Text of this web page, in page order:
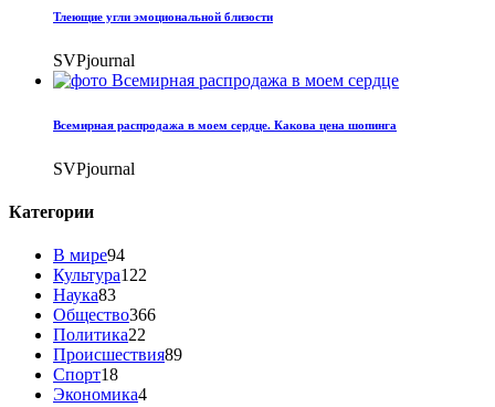
Тлеющие угли эмоциональной близости
SVPjournal
Всемирная распродажа в моем сердце. Какова цена шопинга
SVPjournal
Категории
В мире94
Культура122
Наука83
Общество366
Политика22
Происшествия89
Спорт18
Экономика4